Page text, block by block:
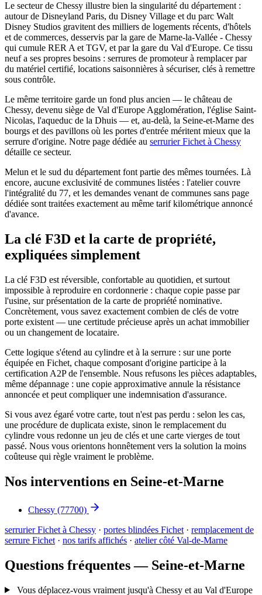
Le secteur de Chessy illustre bien la singularité du département :
autour de Disneyland Paris, du Disney Village et du parc Walt
Disney Studios gravitent des milliers de logements récents, d'hôtels
et de commerces, desservis par la gare de Marne-la-Vallée - Chessy
qui cumule RER A et TGV, et par la gare du Val d'Europe. Ce tissu
neuf a ses propres besoins : serrures de promoteur à remplacer par
du matériel certifié, locations saisonnières à sécuriser, clés à remettre
sous contrôle.
Le même territoire garde un fond plus ancien — le château de
Chessy, devenu siège de Val d'Europe Agglomération, l'église Saint-
Nicolas, l'aqueduc de la Dhuis — et, au-delà, la Seine-et-Marne des
bourgs et des pavillons où les portes d'entrée méritent mieux que la
serrure d'origine. Notre page dédiée au serrurier Fichet à Chessy
détaille ce secteur.
Melun et le sud du département font partie des mêmes tournées. Là
encore, aucune exclusivité de communes listées : l'atelier couvre
l'intégralité du 77, et les demandes venant de communes sans page
dédiée sont traitées exactement au même tarif kilométrique annoncé
d'avance.
La clé F3D et la carte de propriété,
expliquées simplement
La clé F3D est réversible, confortable au quotidien, et surtout
impossible à reproduire en cordonnerie : chaque copie passe par
l'usine, sur présentation de la carte de propriété nominative.
Concrètement, vous savez exactement combien de clés de votre
porte existent — une certitude précieuse après un achat immobilier
ou un changement de locataire.
Cette logique s'étend au cylindre et à la serrure : sur une porte
équipée en Fichet, chaque composant d'origine participe à la
certification A2P de l'ensemble. Nous refusons les pièces adaptables,
même dépannage : une copie approximative annule la résistance
annoncée et peut compliquer une indemnisation d'assurance.
Si vous avez égaré votre carte, tout n'est pas perdu : selon les cas,
une procédure de duplicata existe, sinon le remplacement du
cylindre vous redonne un jeu de clés et une carte vierges de tout
passé. Nous vous orientons honnêtement vers la solution la moins
coûteuse qui règle vraiment le problème.
Nos interventions en Seine-et-Marne
Chessy (77700)
serrurier Fichet à Chessy · portes blindées Fichet · remplacement de
serrure Fichet · nos tarifs affichés · atelier côté Val-de-Marne
Questions fréquentes — Seine-et-Marne
Vous déplacez-vous vraiment jusqu'à Chessy et au Val d'Europe